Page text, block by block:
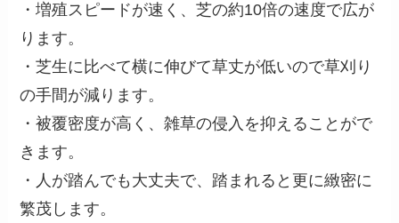
・増殖スピードが速く、芝の約10倍の速度で広が
ります。
・芝生に比べて横に伸びて草丈が低いので草刈り
の手間が減ります。
・被覆密度が高く、雑草の侵入を抑えることがで
きます。
・人が踏んでも大丈夫で、踏まれると更に緻密に
繁茂します。